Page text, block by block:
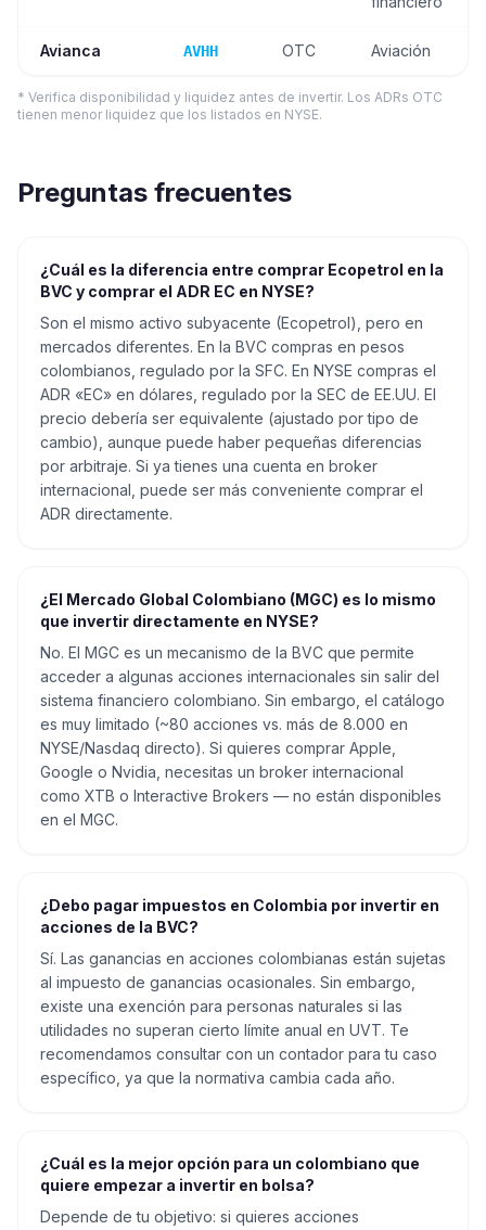
Avianca AVHH OTC Aviación
* Verifica disponibilidad y liquidez antes de invertir. Los ADRs OTC
tienen menor liquidez que los listados en NYSE.
Preguntas frecuentes
¿Cuál es la diferencia entre comprar Ecopetrol en la
BVC y comprar el ADR EC en NYSE?
Son el mismo activo subyacente (Ecopetrol), pero en
mercados diferentes. En la BVC compras en pesos
colombianos, regulado por la SFC. En NYSE compras el
ADR «EC» en dólares, regulado por la SEC de EE.UU. El
precio debería ser equivalente (ajustado por tipo de
cambio), aunque puede haber pequeñas diferencias
por arbitraje. Si ya tienes una cuenta en broker
internacional, puede ser más conveniente comprar el
ADR directamente.
¿El Mercado Global Colombiano (MGC) es lo mismo
que invertir directamente en NYSE?
No. El MGC es un mecanismo de la BVC que permite
acceder a algunas acciones internacionales sin salir del
sistema financiero colombiano. Sin embargo, el catálogo
es muy limitado (~80 acciones vs. más de 8.000 en
NYSE/Nasdaq directo). Si quieres comprar Apple,
Google o Nvidia, necesitas un broker internacional
como XTB o Interactive Brokers — no están disponibles
en el MGC.
¿Debo pagar impuestos en Colombia por invertir en
acciones de la BVC?
Sí. Las ganancias en acciones colombianas están sujetas
al impuesto de ganancias ocasionales. Sin embargo,
existe una exención para personas naturales si las
utilidades no superan cierto límite anual en UVT. Te
recomendamos consultar con un contador para tu caso
específico, ya que la normativa cambia cada año.
¿Cuál es la mejor opción para un colombiano que
quiere empezar a invertir en bolsa?
Depende de tu objetivo: si quieres acciones